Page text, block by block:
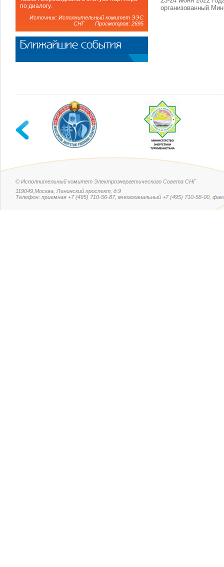
организованный
по диалогу.
Источник: Исполнительный комитет ЭЭС
СНГ Просмотров: 2695
Ближайшие события
© Исполнительный комитет Электроэнергетического Совета СНГ
119049,Москва, Ленинский проспект, д.9
Телефон: приемная +7 (495) 710-56-87, многоканальный +7 (495) 710-58-00,